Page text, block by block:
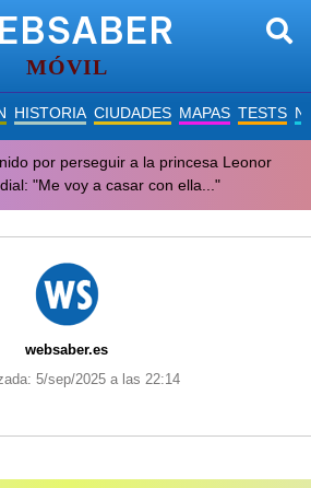
MÓVIL
HISTORIA CIUDADES MAPAS TESTS
por perseguir a la princesa Leonor
"Me voy a casar con ella..."
websaber.es
5/sep/2025 a las 22:14